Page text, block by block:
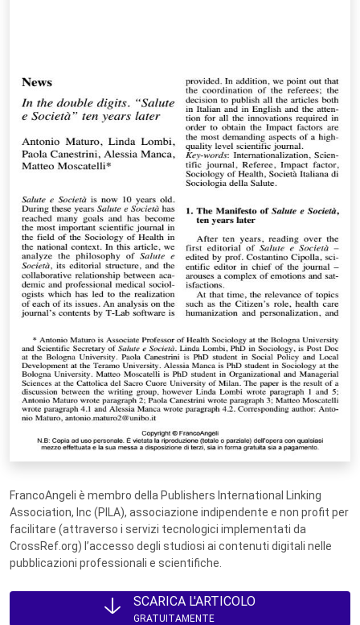
FrancoAngeli è membro della Publishers International Linking
Association, Inc (PILA), associazione indipendente e non profit per
facilitare (attraverso i servizi tecnologici implementati da
CrossRef.org) l’accesso degli studiosi ai contenuti digitali nelle
pubblicazioni professionali e scientifiche.
SCARICA L'ARTICOLO
GRATUITAMENTE